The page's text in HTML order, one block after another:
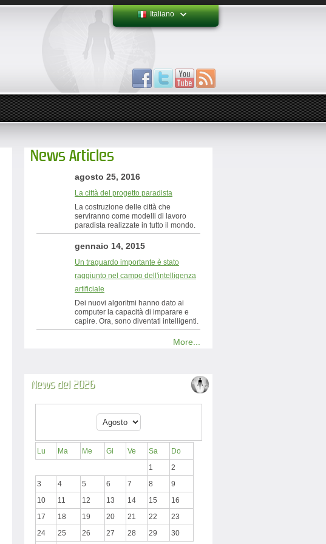
Italiano
News Articles
agosto 25, 2016
La città del progetto paradista
La costruzione delle città che
serviranno come modelli di lavoro
paradista realizzate in tutto il mondo.
gennaio 14, 2015
Un traguardo importante è stato
raggiunto nel campo dell'intelligenza
artificiale
Dei nuovi algoritmi hanno dato ai
computer la capacità di imparare e
capire. Ora, sono diventati intelligenti.
More...
News del 2026
Lu Ma Me Gi Ve Sa
Do
1
2
3
4 5 6 7 8
9
10
11 12 13 14 15
16
17
18 19 20 21 22
23
24
25 26 27 28 29 30